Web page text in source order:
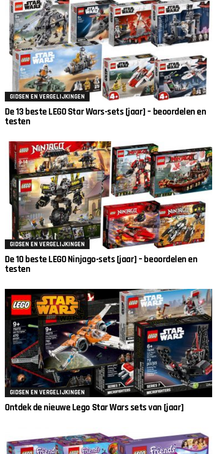
GIDSEN EN VERGELIJKINGEN
De 13 beste LEGO Star Wars-sets [jaar] – beoordelen en
testen
GIDSEN EN VERGELIJKINGEN
De 10 beste LEGO Ninjago-sets [jaar] – beoordelen en
testen
GIDSEN EN VERGELIJKINGEN
Ontdek de nieuwe Lego Star Wars sets van [jaar]